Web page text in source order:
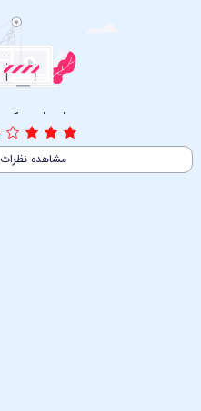
3/5 (1 نظر)
مشاهده نظرات